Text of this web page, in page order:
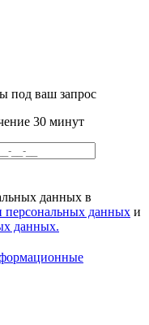
под ваш запрос
30 минут
данных в
персональных данных и
данных.